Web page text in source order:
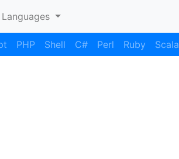
PHP Shell C# Perl Ruby Scala